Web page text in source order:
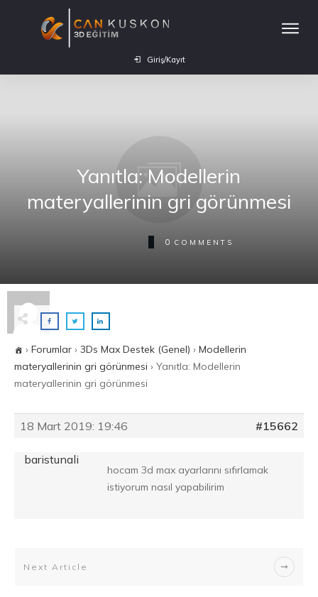
Giriş/Kayıt
Yanıtla: Modellerin
materyallerinin gri görünmesi
0 COMMENTS
› Forumlar › 3Ds Max Destek (Genel) › Modellerin
materyallerinin gri görünmesi › Yanıtla: Modellerin
materyallerinin gri görünmesi
18 Mart 2019: 19:46 #15662
baristunali
hocam 3d max ayarlarını sıfırlamak
istiyorum nasıl yapabilirim
Next Article